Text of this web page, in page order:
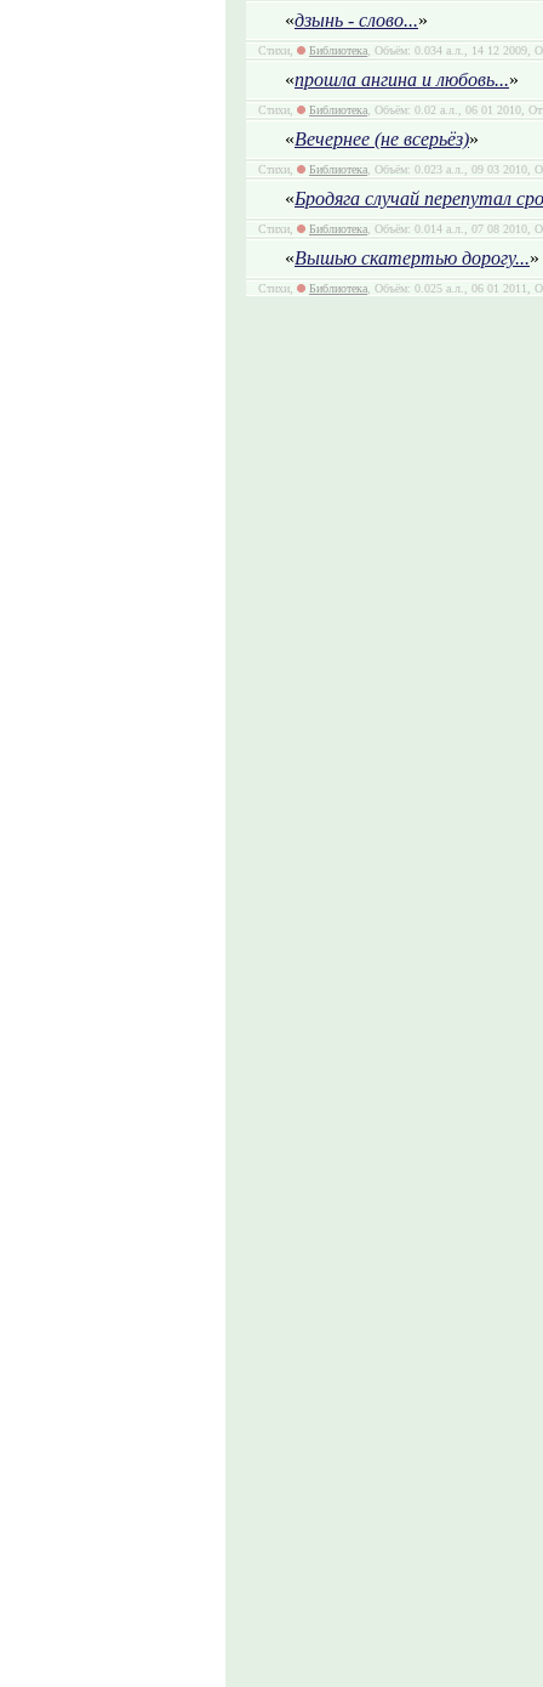
«дзынь - слово...»
Стихи, Библиотека, Объём: 0.034 а.л., 14 12 2009,
«прошла ангина и любовь...»
Стихи, Библиотека, Объём: 0.02 а.л., 06 01 2010,
«Вечернее (не всерьёз)»
Стихи, Библиотека, Объём: 0.023 а.л., 09 03 2010,
«Бродяга случай перепутал
Стихи, Библиотека, Объём: 0.014 а.л., 07 08 2010,
«Вышью скатертью дорогу...»
Стихи, Библиотека, Объём: 0.025 а.л., 06 01 2011,